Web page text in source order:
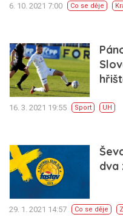
6. 10. 2021 7:00 Co se děje
16. 3. 2021 19:55 Sport UH
dva
29. 1. 2021 14:57 Co se děje